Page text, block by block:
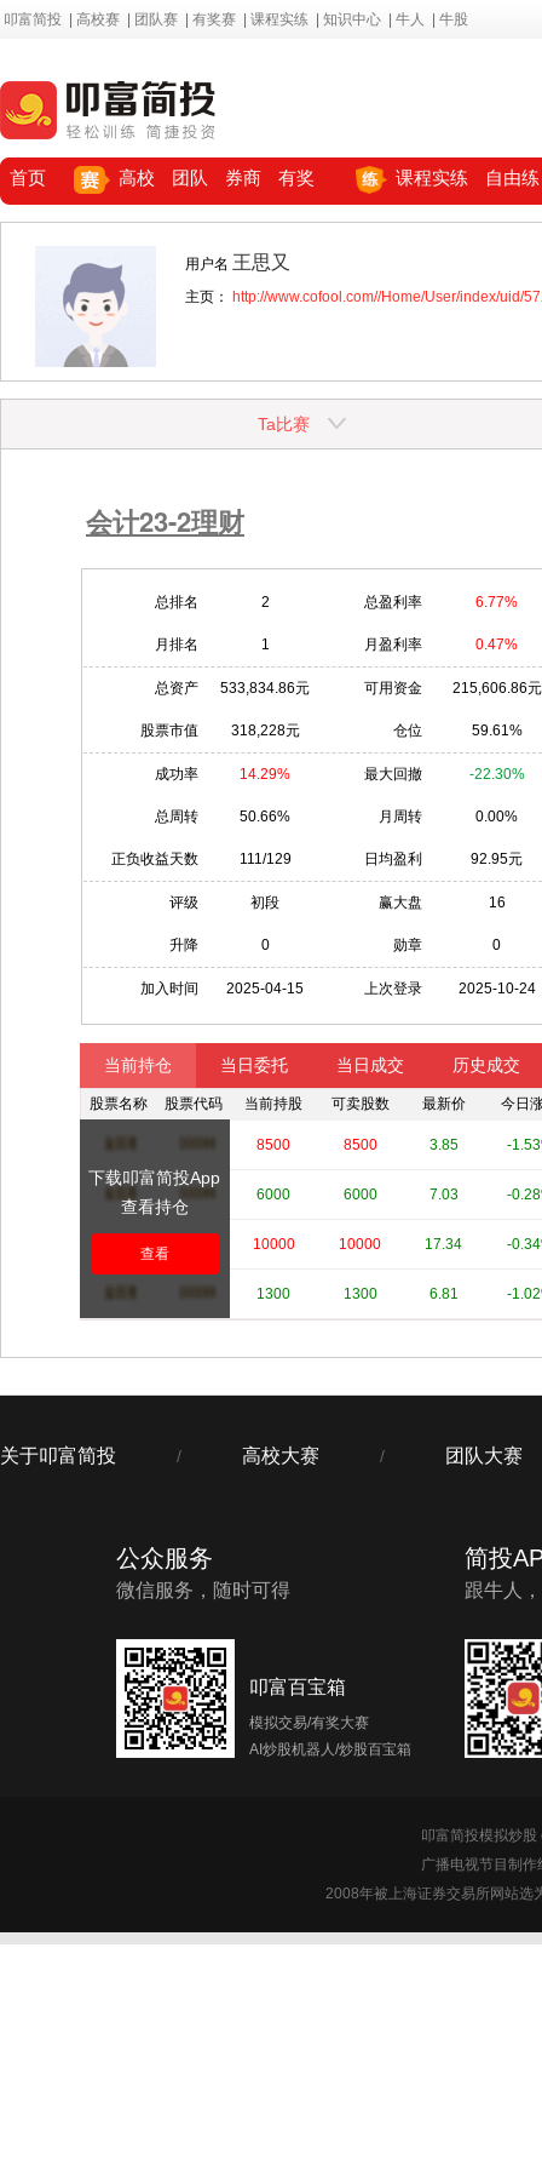
叩富简投 高校赛 团队赛 有奖赛 课程实练 知识中心 牛人 牛股
首页 高校 团队 券商 有奖 课程实练 自由练
用户名 王思又
主页： http://www.cofool.com//Home/User/index/uid/
Ta比赛
会计23-2理财
总排名 2 总盈利率 6.77%
月排名 1 月盈利率 0.47%
总资产 533,834.86元 可用资金 215,606.86元
股票市值 318,228元 仓位 59.61%
成功率 14.29% 最大回撤 -22.30%
总周转 50.66% 月周转 0.00%
正负收益天数 111/129 日均盈利 92.95元
评级 初段 赢大盘 16
升降 0 勋章 0
加入时间 2025-04-15 上次登录 2025-10-24
当前持仓 当日委托 当日成交 历史成交
股票名称 股票代码 当前持股 可卖股数 最新价 今日
**** 8500 8500 3.85 -
**** **** 6000 6000 7.03 -
10000 10000 17.34 -
**** 1300 1300 6.81 -
下载叩富简投App
查看持仓
查看
关于叩富简投 / 高校大赛 / 团队大赛
公众服务
微信服务，随时可得
叩富百宝箱
模拟交易/有奖大赛
AI炒股机器人/炒股百宝箱
简投
跟牛人
叩富简投模拟炒
广播电视节目制
2008年被上海证券交易所网站选